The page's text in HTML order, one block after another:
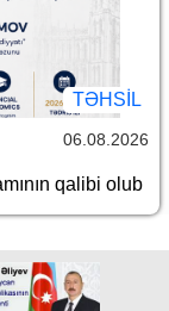
TƏHSIL
06.08.2026
qalibi olub